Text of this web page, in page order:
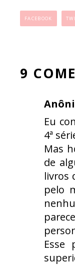
FACEBOOK
9
Eu
4ª
Mas
de
livros
pelo
Esse